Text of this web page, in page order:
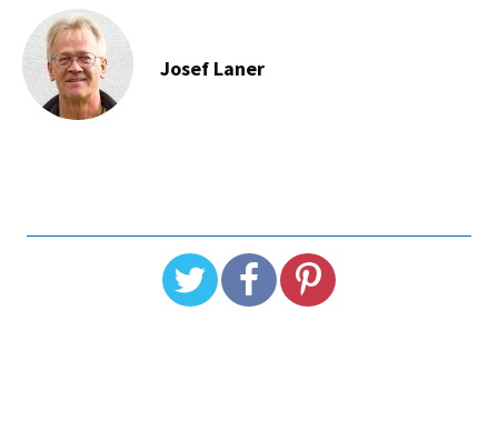
Josef Laner